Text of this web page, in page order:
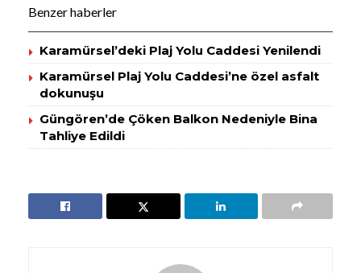
Benzer haberler
Karamürsel’deki Plaj Yolu Caddesi Yenilendi
Karamürsel Plaj Yolu Caddesi’ne özel asfalt
dokunuşu
Güngören’de Çöken Balkon Nedeniyle Bina
Tahliye Edildi